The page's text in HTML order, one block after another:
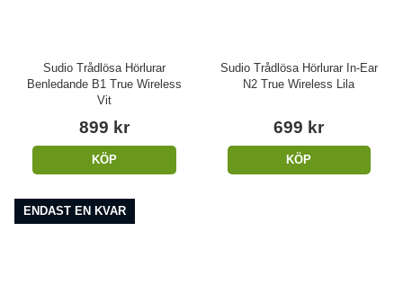
Sudio Trådlösa Hörlurar
Benledande B1 True Wireless
Vit
899 kr
KÖP
Sudio Trådlösa Hörlurar In-Ear
N2 True Wireless Lila
699 kr
KÖP
ENDAST EN KVAR